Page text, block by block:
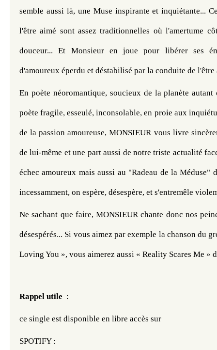
semble aussi là, une Muse inspirante et inquiétante...
l'être aimé sont assez traditionnelles où l'amertume
douceur... Et Monsieur en joue pour libérer ses
d'amoureux éperdu et déstabilisé par la conduite de l'être
En poète néoromantique, soucieux de la planète autant
poète fragile, esseulé, inconsolable, en proie aux
de la passion amoureuse, MONSIEUR vous livre
de lui-même et une part aussi de notre triste actualité
échec amoureux mais aussi au "Radeau de la Méduse"
incessamment, on espère, désespère, et s'entremêle
Ne sachant que faire, MONSIEUR chante donc nos
désespérés... Si vous aimez par exemple la chanson du
Loving You », vous aimerez aussi « Reality Scares Me »
Rappel utile :
ce single est disponible en libre accès sur
SPOTIFY :